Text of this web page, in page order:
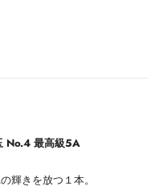
No.4 最高級5A
輝きを放つ１本。